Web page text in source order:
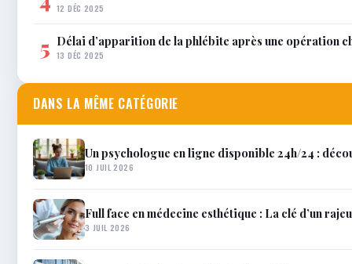
12 DÉC 2025
5 Délai d’apparition de la phlébite après une opération
13 DÉC 2025
DANS LA MÊME CATÉGORIE
Un psychologue en ligne disponible 24h/24 :
10 JUIL 2026
Full face en médecine esthétique : La clé d’un
3 JUIL 2026